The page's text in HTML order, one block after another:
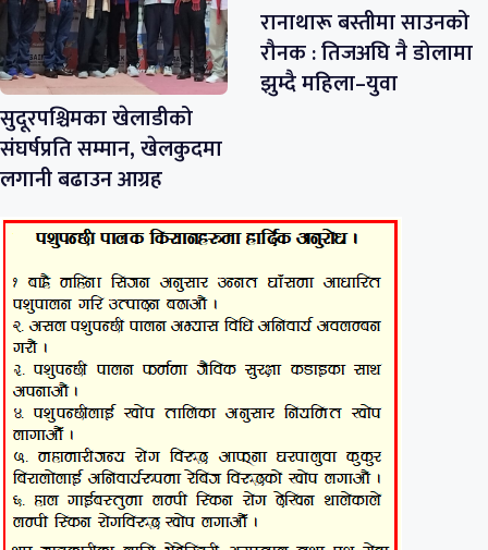
सुदूरपश्चिमका खेलाडीको
संघर्षप्रति सम्मान, खेलकुदमा
लगानी बढाउन आग्रह
रानाथारू बस्तीमा साउनको
रौनक : तिजअघि नै डोलामा
झुम्दै महिला–युवा